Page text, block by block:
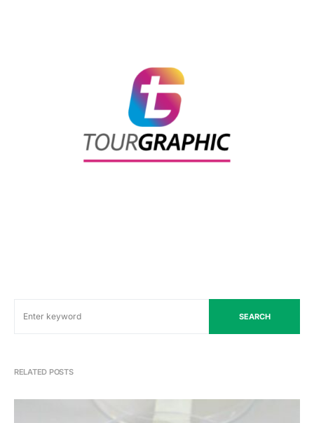
SEARCH
RELATED POSTS